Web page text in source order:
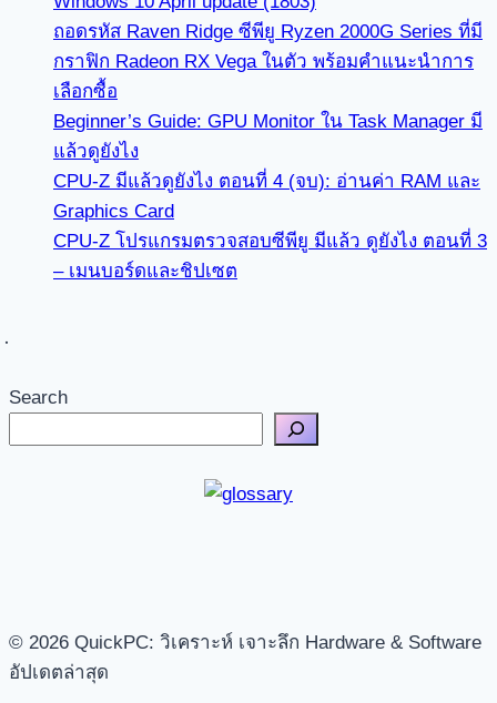
ถอดรหัส Raven Ridge ซีพียู Ryzen 2000G Series ที่มี
กราฟิก Radeon RX Vega ในตัว พร้อมคำแนะนำการ
เลือกซื้อ
Beginner’s Guide: GPU Monitor ใน Task Manager มี
แล้วดูยังไง
CPU-Z มีแล้วดูยังไง ตอนที่ 4 (จบ): อ่านค่า RAM และ
Graphics Card
CPU-Z โปรแกรมตรวจสอบซีพียู มีแล้ว ดูยังไง ตอนที่ 3
– เมนบอร์ดและชิปเซต
Search
© 2026 QuickPC: วิเคราะห์ เจาะลึก Hardware & Software
อัปเดตล่าสุด